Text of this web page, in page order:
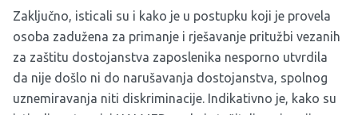
Zaključno, isticali su i kako je u postupku koji je provela
osoba zadužena za primanje i rješavanje pritužbi vezanih
za zaštitu dostojanstva zaposlenika nesporno utvrdila
da nije došlo ni do narušavanja dostojanstva, spolnog
uznemiravanja niti diskriminacije. Indikativno je, kako su